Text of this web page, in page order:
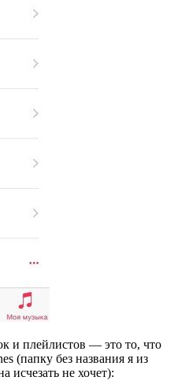
и плейлистов — это то, что
(папку без названия я из
исчезать не хочет):